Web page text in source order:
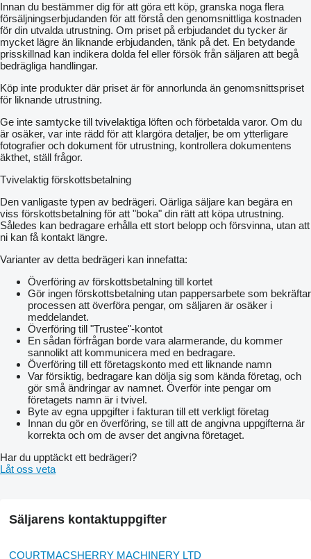
Innan du bestämmer dig för att göra ett köp, granska noga flera
försäljningserbjudanden för att förstå den genomsnittliga kostnaden
för din utvalda utrustning. Om priset på erbjudandet du tycker är
mycket lägre än liknande erbjudanden, tänk på det. En betydande
prisskillnad kan indikera dolda fel eller försök från säljaren att begå
bedrägliga handlingar.
Köp inte produkter där priset är för annorlunda än genomsnittspriset
för liknande utrustning.
Ge inte samtycke till tvivelaktiga löften och förbetalda varor. Om du
är osäker, var inte rädd för att klargöra detaljer, be om ytterligare
fotografier och dokument för utrustning, kontrollera dokumentens
äkthet, ställ frågor.
Tvivelaktig förskottsbetalning
Den vanligaste typen av bedrägeri. Oärliga säljare kan begära en
viss förskottsbetalning för att "boka" din rätt att köpa utrustning.
Således kan bedragare erhålla ett stort belopp och försvinna, utan att
ni kan få kontakt längre.
Varianter av detta bedrägeri kan innefatta:
Överföring av förskottsbetalning till kortet
Gör ingen förskottsbetalning utan pappersarbete som bekräftar
processen att överföra pengar, om säljaren är osäker i
meddelandet.
Överföring till "Trustee"-kontot
En sådan förfrågan borde vara alarmerande, du kommer
sannolikt att kommunicera med en bedragare.
Överföring till ett företagskonto med ett liknande namn
Var försiktig, bedragare kan dölja sig som kända företag, och
gör små ändringar av namnet. Överför inte pengar om
företagets namn är i tvivel.
Byte av egna uppgifter i fakturan till ett verkligt företag
Innan du gör en överföring, se till att de angivna uppgifterna är
korrekta och om de avser det angivna företaget.
Har du upptäckt ett bedrägeri?
Låt oss veta
Säljarens kontaktuppgifter
COURTMACSHERRY MACHINERY LTD